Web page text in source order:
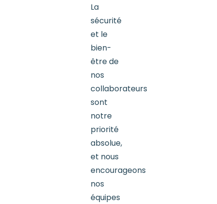
La
sécurité
et le
bien-
être de
nos
collaborateurs
sont
notre
priorité
absolue,
et nous
encourageons
nos
équipes